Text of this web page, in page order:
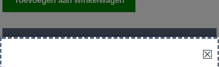
Productnummer(graag melden bij
4273
☒